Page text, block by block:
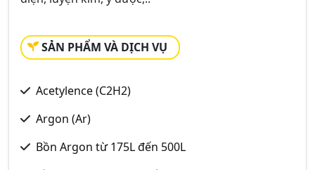
SẢN PHẨM VÀ DỊCH VỤ
Acetylence (C2H2)
Argon (Ar)
Bồn Argon từ 175L đến 500L